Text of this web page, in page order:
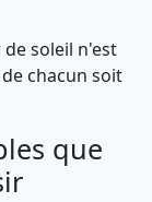
de soleil n'est
chacun soit
que